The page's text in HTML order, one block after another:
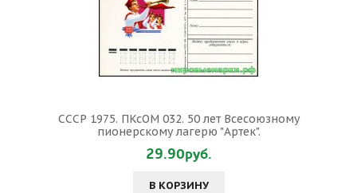
СССР 1975. ПКсОМ 032. 50 лет Всесоюзному
пионерскому лагерю "Артек".
29.90руб.
В КОРЗИНУ